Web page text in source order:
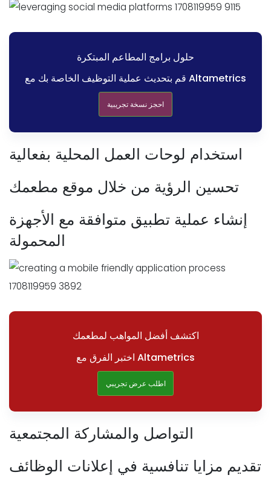
حلول برامج المطاعم المبتكرة
قم بتحديث عملية التوظيف الخاصة بك مع Altametrics
احجز نسخة تجريبية
استخدام لوحات العمل المحلية بفعالية
تحسين الرؤية من خلال موقع مطعمك
إنشاء عملية تطبيق متوافقة مع الأجهزة
المحمولة
اكتشف أفضل المواهب لمطعمك
اختبر الفرق مع Altametrics
اطلب عرض تجريبي
التواصل والمشاركة المجتمعية
تقديم مزايا تنافسية في إعلانات الوظائف